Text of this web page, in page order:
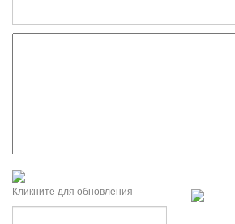
Кликните для обновления